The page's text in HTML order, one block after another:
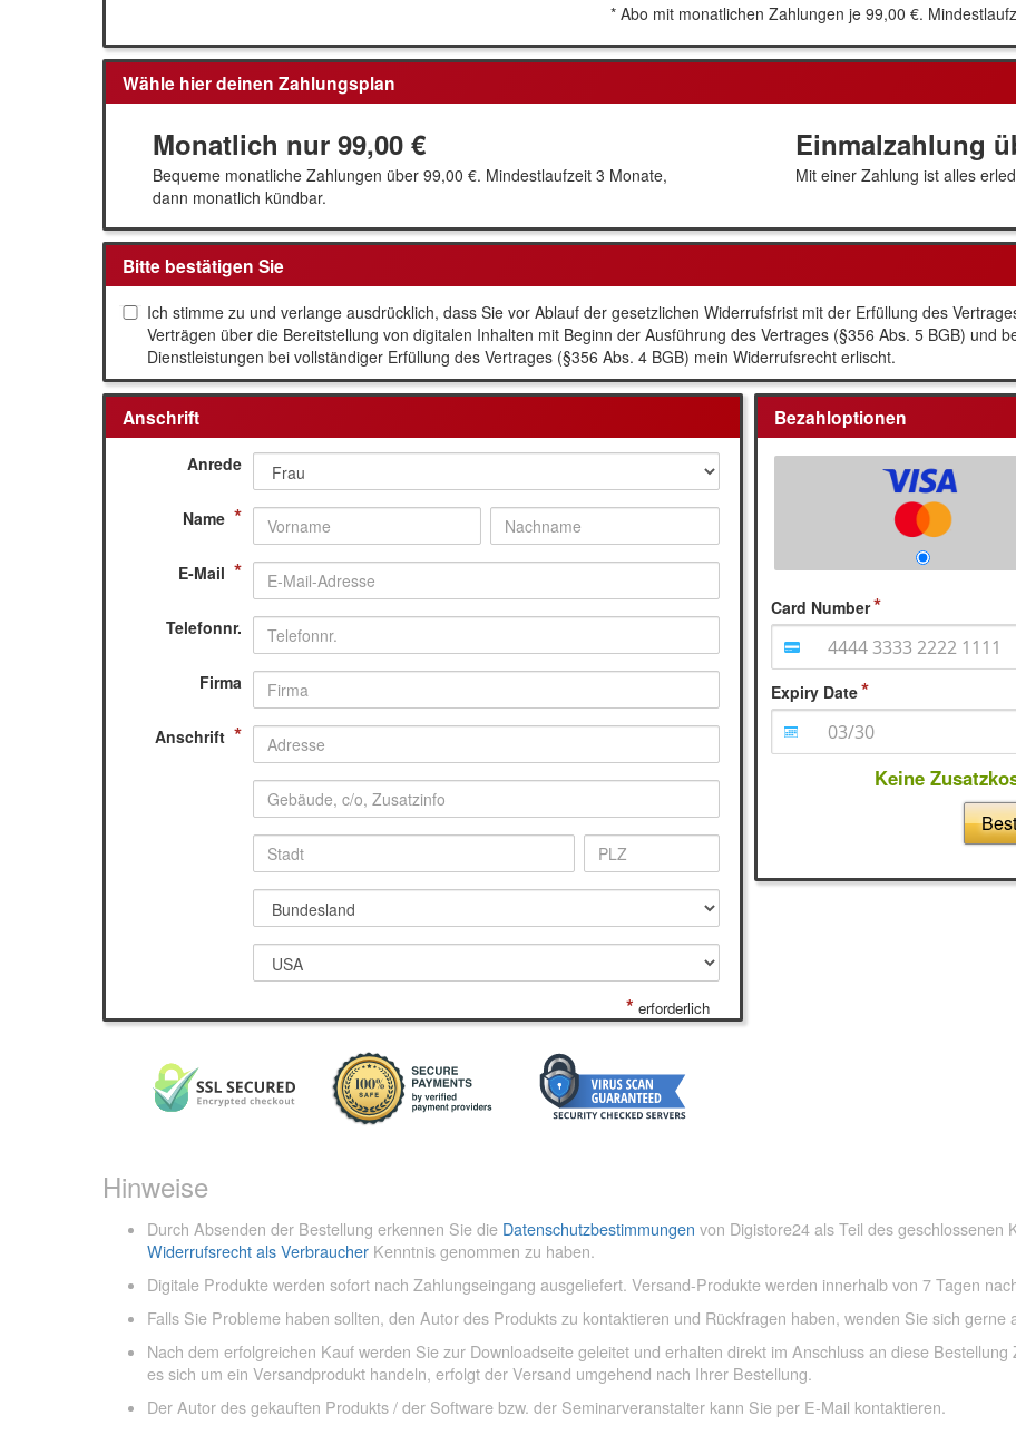
* Abo mit monatlichen Zahlungen je 99,00 €.
Wähle hier deinen Zahlungsplan
Monatlich nur 99,00 €
Bequeme monatliche Zahlungen über 99,00 €. Mindestlaufzeit 3 Monate,
dann monatlich kündbar.
Einmalzahlung
Mit einer Zahlung ist alles
Bitte bestätigen Sie
Ich stimme zu und verlange ausdrücklich, dass Sie vor Ablauf der gesetzlichen Widerrufsfrist mit der Erfüllung des
Verträgen über die Bereitstellung von digitalen Inhalten mit Beginn der Ausführung des Vertrages (§356 Abs. 5 BGB) und
Dienstleistungen bei vollständiger Erfüllung des Vertrages (§356 Abs. 4 BGB) mein Widerrufsrecht erlischt.
Anschrift
Anrede
Name *
E-Mail *
Telefonnr.
Firma
Anschrift *
* erforderlich
Bezahloptionen
Card Number
Expiry Date
Keine
Hinweise
Durch Absenden der Bestellung erkennen Sie die Datenschutzbestimmungen von Digistore24 als Teil des
Widerrufsrecht als Verbraucher Kenntnis genommen zu haben.
Digitale Produkte werden sofort nach Zahlungseingang ausgeliefert. Versand-Produkte werden innerhalb von 7 Tagen
Falls Sie Probleme haben sollten, den Autor des Produkts zu kontaktieren und Rückfragen haben, wenden Sie sich gerne
Nach dem erfolgreichen Kauf werden Sie zur Downloadseite geleitet und erhalten direkt im Anschluss an diese
es sich um ein Versandprodukt handeln, erfolgt der Versand umgehend nach Ihrer Bestellung.
Der Autor des gekauften Produkts / der Software bzw. der Seminarveranstalter kann Sie per E-Mail kontaktieren.